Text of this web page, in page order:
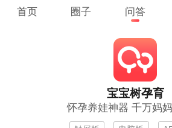
首页 圈子 问答
宝宝树孕育
怀孕养娃神器 千万妈